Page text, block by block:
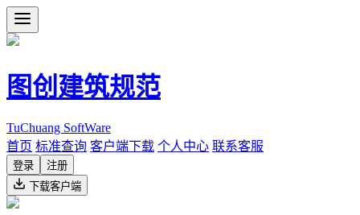
图创建筑规范
TuChuang SoftWare
首页 标准查询 客户端下载 个人中心 联系客服
登录
注册
下载客户端